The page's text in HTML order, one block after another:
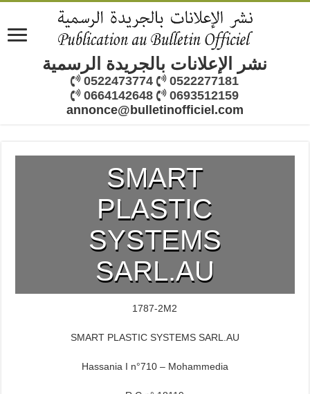
نشر الإعلانات بالجريدة الرسمية
0522473774
0522277181
0664142648
0693512159
annonce@bulletinofficiel.com
SMART
PLASTIC
SYSTEMS
SARL.AU
1787-2M2
SMART PLASTIC SYSTEMS SARL.AU
Hassania I n°710 – Mohammedia